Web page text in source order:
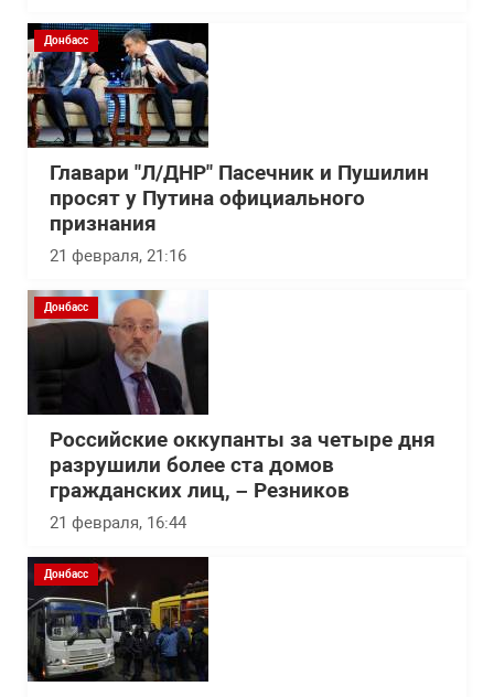
Донбасс
Главари "Л/ДНР" Пасечник и Пушилин
просят у Путина официального
признания
21 февраля, 21:16
Донбасс
Российские оккупанты за четыре дня
разрушили более ста домов
гражданских лиц, – Резников
21 февраля, 16:44
Донбасс